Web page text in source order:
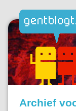
Archief